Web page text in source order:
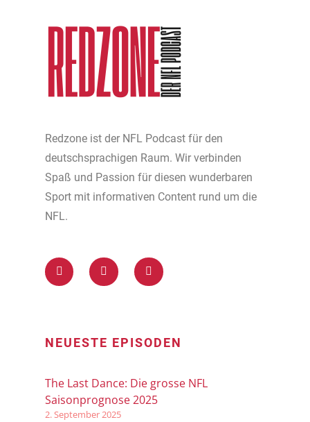
Redzone ist der NFL Podcast für den
deutschsprachigen Raum. Wir verbinden
Spaß und Passion für diesen wunderbaren
Sport mit informativen Content rund um die
NFL.
NEUESTE EPISODEN
The Last Dance: Die grosse NFL
Saisonprognose 2025
2. September 2025